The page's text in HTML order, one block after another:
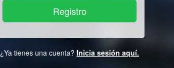
¿Ya tienes una cuenta? Inicia sesión aquí.